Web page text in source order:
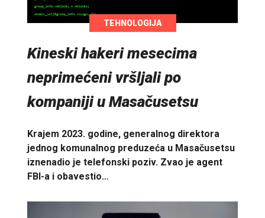
TEHNOLOGIJA
Kineski hakeri mesecima
neprimećeni vršljali po
kompaniji u Masačusetsu
Krajem 2023. godine, generalnog direktora
jednog komunalnog preduzeća u Masačusetsu
iznenadio je telefonski poziv. Zvao je agent
FBI-a i obavestio…